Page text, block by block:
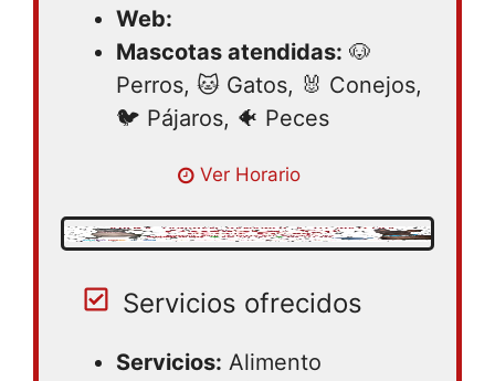
Web:
Mascotas atendidas: 🐶
Perros, 🐱 Gatos, 🐰 Conejos,
🐦 Pájaros, 🐠 Peces
Lunes 09:00 – 21:00 | Martes 09:00 –
09:00 – 21:00 | Viernes 09:00 – 21:00 |
Sabado 09:00 – 21:00
Ver Horario
Servicios ofrecidos
Servicios: Alimento